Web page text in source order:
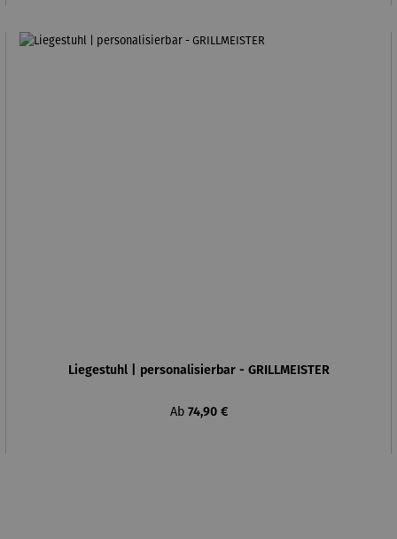
Liegestuhl | personalisierbar - GRILLMEISTER
Regulärer Preis:
Ab 74,90 €